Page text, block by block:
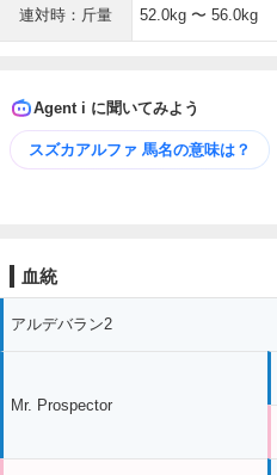
連対時：斤量 52.0kg 〜 56.0kg
Agent i に聞いてみよう
スズカアルファ 馬名の意味は？
血統
アルデバラン2
Mr. Prospector